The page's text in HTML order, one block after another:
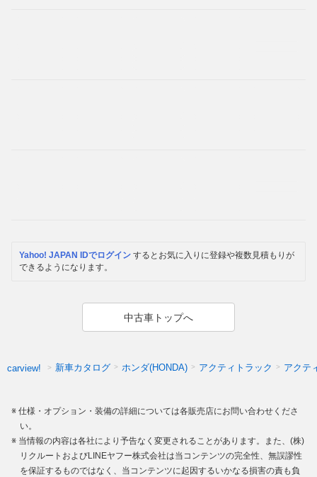
Yahoo! JAPAN IDでログイン するとお気に入りに登録や複数見積もりが
できるようになります。
中古車トップへ
carview! 新車カタログ ホンダ(HONDA) アクティトラック アクテ
仕様・オプション・装備の詳細については各販売店にお問い合わせくださ
い。
当情報の内容は各社により予告なく変更されることがあります。また、(株)
リクルートおよびLINEヤフー株式会社は当コンテンツの完全性、無誤謬性
を保証するものではなく、当コンテンツに起因するいかなる損害の責も負